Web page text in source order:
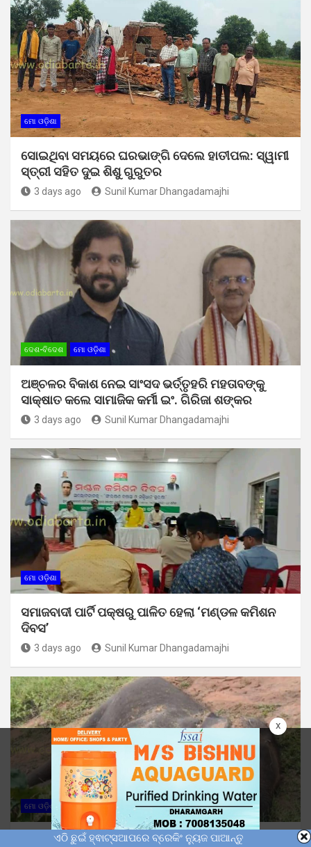
x
ମୋ ଓଡ଼ିଶା
ସୋଇଥିବା ସମୟରେ ଘରଭାଙ୍ଗି ଦେଲେ ହାତୀପଲ: ସ୍ୱାମୀ
ସ୍ତ୍ରୀ ସହିତ ଦୁଇ ଶିଶୁ ଗୁରୁତର
3 days ago Sunil Kumar Dhangadamajhi
ଦେଶ-ବିଦେଶ ମୋ ଓଡ଼ିଶା
ଅଞ୍ଚଳର ବିକାଶ ନେଇ ସାଂସଦ ଭର୍ତ୍ତୃହରି ମହତାବଙ୍କୁ
ସାକ୍ଷାତ କଲେ ସାମାଜିକ କର୍ମୀ ଇଂ. ଗିରିଜା ଶଙ୍କର
3 days ago Sunil Kumar Dhangadamajhi
ମୋ ଓଡ଼ିଶା
ସମାଜବାଦୀ ପାର୍ଟି ପକ୍ଷରୁ ପାଳିତ ହେଲା ‘ମଣ୍ଡଳ କମିଶନ
ଦିବସ’
3 days ago Sunil Kumar Dhangadamajhi
ମୋ ଓଡ଼ିଶା
ନର୍ଲା ରେଞ୍ଜରେ ଶିଶୁ ହାତୀର ମୃତ୍ୟୁ
ଏଠି ଛୁଇଁ ହ୍ଵାଟ୍ସଆପରେ ବ୍ରେକିଂ ନ୍ୟୁଜ ପାଆନ୍ତୁ